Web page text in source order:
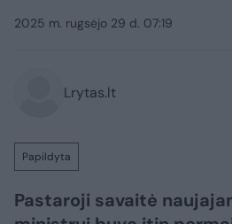
2025 m. rugsėjo 29 d. 07:19
Lrytas.lt
Papildyta
Pastaroji savaitė